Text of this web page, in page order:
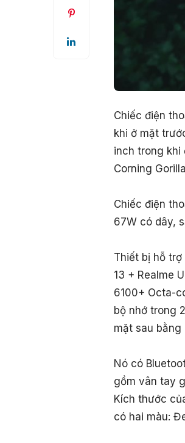
Chiếc điện
khi ở mặt
inch trong khi
Corning
Chiếc điện
67W có dây,
Thiết bị hỗ trợ
13 + Realme
6100+ Octa-
bộ nhớ trong
mặt sau bằng
Nó có
gồm vân tay
Kích thước
có hai màu: